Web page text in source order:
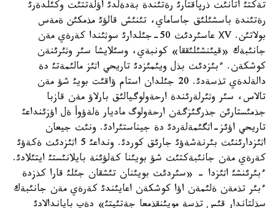
تةكتئ اتانئث ذرپاقتارئ رةتئندة بةدةلدئ اؤلةتتئث وكئلدةرئ
رةتئندة باسشئلئق جاساماي، تئنئش قالؤئ مذمكئن ةمةس
بولاتئن. ХV عاسئردئث 50-جئلدارئ سوثئندا كةرةي مةن
جانئبةك «قيئنشئلئققا» كونبةي، وسئلايشا سئر وثئرئنةن
كوشكةن. ءبئزدئث بذل ويئمئزدئ تاريحي اثئز مالئمةتئ دة
دالةلدةي تذسةدئ. 20 جئلدان استام ؤاقئت بويئ شؤ مةن
تالاس، سئر وثئرلةرئندة ارحةولوگيالئق بارلاؤ مةن قازبا
جذمئستارئن جذرگئزگةن ارحةولوگ ماديار ةلةؤوأ ةل اؤزئنداعئ
تاريحي اؤئز-اثگئمةلةردئ دة جيناستئرادئ. ونئث جيعان
اثئزدارئنئث بئرنةشةؤئ جارئق كوردئ. ونداعئ 5 اثئزدئث ةكةؤئ
كةرةي مةن جانئبةكتئث شؤ بويئنا كةلؤئنة بايلانئستئ ايتئلادئ.
ءبئرئنشئ اثئزدا - «سئردئث بويئنان تئشقان جئلئ قارا كذزدة
ءبئر تذمةن ةلئمةن اؤا كوشكةن اعايئندئ كةرةي مةن جانئبةك